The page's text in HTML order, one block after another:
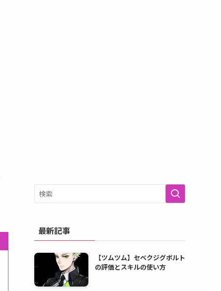
最新記事
【ツムツム】セベクジグボルト
の評価とスキルの使い方